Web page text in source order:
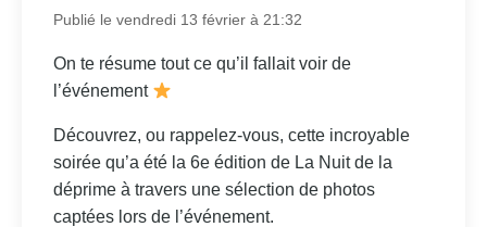
Publié le vendredi 13 février à 21:32
On te résume tout ce qu’il fallait voir de
l’événement
Découvrez, ou rappelez-vous, cette incroyable
soirée qu’a été la 6e édition de La Nuit de la
déprime à travers une sélection de photos
captées lors de l’événement.